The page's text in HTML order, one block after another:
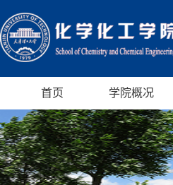
首页 学院概况